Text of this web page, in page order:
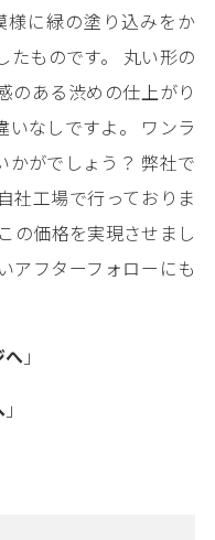
様に緑の塗り込みをか
たものです。 丸い形の
のある渋めの仕上がり
いなしですよ。 ワンラ
かがでしょう？ 弊社で
社工場で行っておりま
の価格を実現させまし
アフターフォローにも
へ」
」